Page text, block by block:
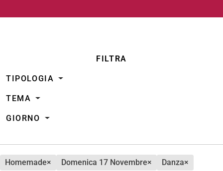
FILTRA
TIPOLOGIA
TEMA
GIORNO
homemade× domenica 17 Novembre× danza×